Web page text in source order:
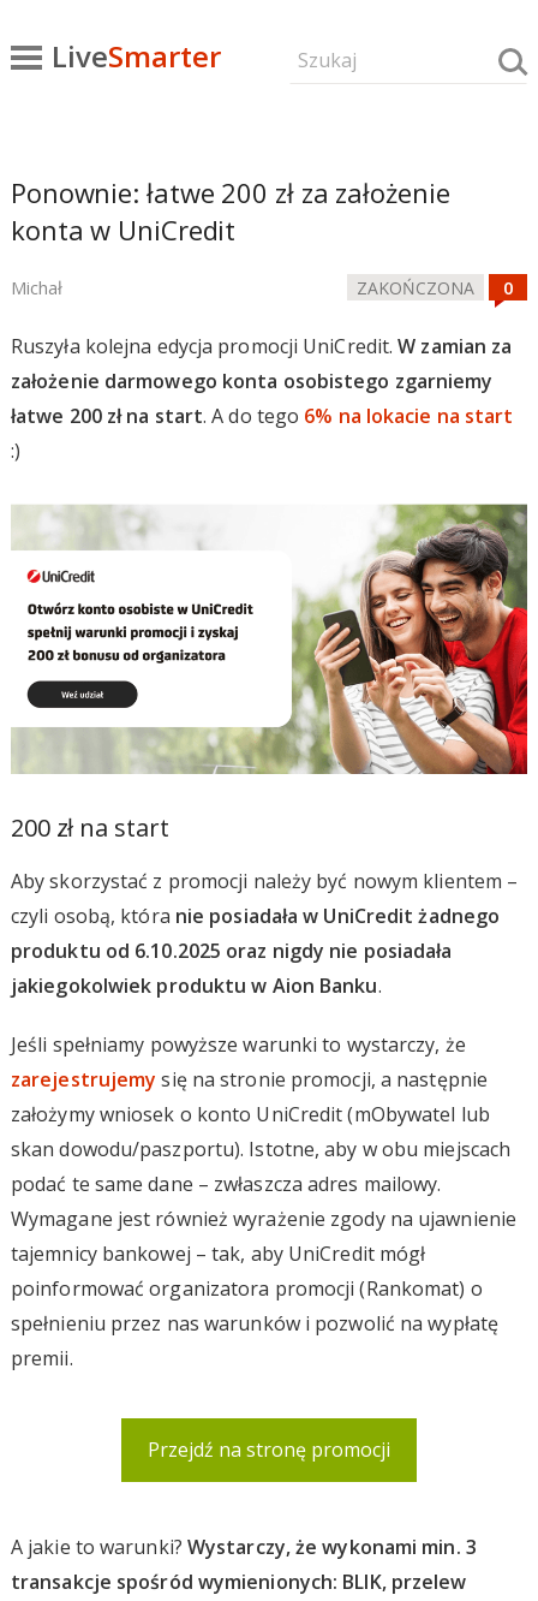
LiveSmarter
Ponownie: łatwe 200 zł za założenie
konta w UniCredit
Michał ZAKOŃCZONA
Ruszyła kolejna edycja promocji UniCredit.W zamian za
założenie darmowego konta osobistego zgarniemy
łatwe 200 zł na start. A do tego 6% na lokacie na start
:)
200 zł na start
Aby skorzystać z promocji należy być nowym klientem –
czyli osobą, która nie posiadała w UniCredit żadnego
produktu od 6.10.2025 oraz nigdy nie posiadała
jakiegokolwiek produktu w Aion Banku.
Jeśli spełniamy powyższe warunki to wystarczy, że
zarejestrujemy się na stronie promocji, a następnie
założymy wniosek o konto UniCredit (mObywatel lub
skan dowodu/paszportu). Istotne, aby w obu miejscach
podać te same dane – zwłaszcza adres mailowy.
Wymagane jest również wyrażenie zgody na ujawnienie
tajemnicy bankowej – tak, aby UniCredit mógł
poinformować organizatora promocji (Rankomat) o
spełnieniu przez nas warunków i pozwolić na wypłatę
premii.
Przejdź na stronę promocji
A jakie to warunki? Wystarczy, że wykonami min. 3
transakcje spośród wymienionych: BLIK, przelew